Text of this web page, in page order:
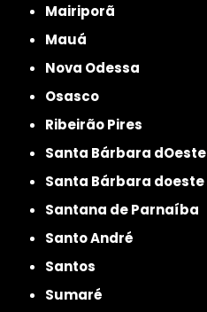
Mairiporã
Mauá
Nova Odessa
Osasco
Ribeirão Pires
Santa Bárbara dOeste
Santa Bárbara doeste
Santana de Parnaíba
Santo André
Santos
Sumaré